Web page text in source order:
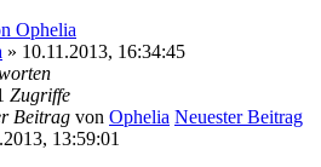
Ophelia
» 10.11.2013, 16:34:45
Zugriffe
Beitrag von Ophelia Neuester Beitrag
13:59:01